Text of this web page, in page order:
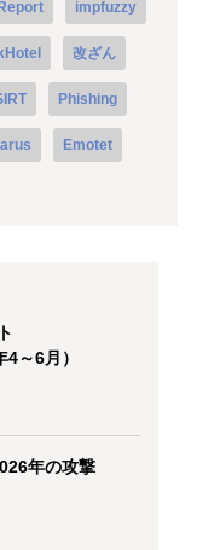
Report impfuzzy
改ざん
Phishing
Emotet
～6月）
年の攻撃